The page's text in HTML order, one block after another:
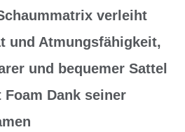
verleiht
und Atmungsfähigkeit,
und bequemer Sattel
Dank seiner